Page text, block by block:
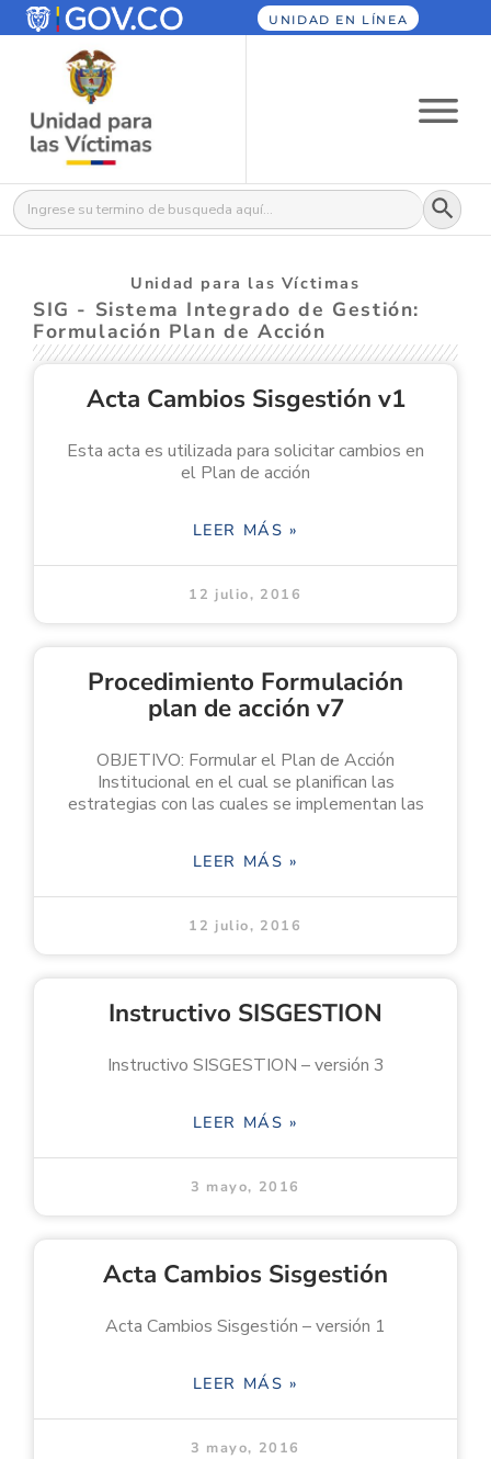
UNIDAD EN LÍNEA
Buscar: Botón
Unidad para las Víctimas
SIG - Sistema Integrado de Gestión:
Formulación Plan de Acción
Acta Cambios Sisgestión v1
Esta acta es utilizada para solicitar cambios en
el Plan de acción
LEER MÁS »
12 julio, 2016
Procedimiento Formulación
plan de acción v7
OBJETIVO: Formular el Plan de Acción
Institucional en el cual se planifican las
estrategias con las cuales se implementan las
LEER MÁS »
12 julio, 2016
Instructivo SISGESTION
Instructivo SISGESTION – versión 3
LEER MÁS »
3 mayo, 2016
Acta Cambios Sisgestión
Acta Cambios Sisgestión – versión 1
LEER MÁS »
3 mayo, 2016